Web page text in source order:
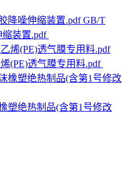
GB/T
缩装置.pdf
(PE)透气膜专用料.pdf
塑绝热制品(含第1号修改